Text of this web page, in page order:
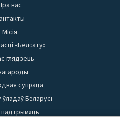
нас
Місія
«Белсату»
глядзець
супраца
ўладаў Беларусі
падтрымаць